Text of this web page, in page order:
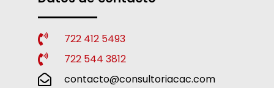
722 412 5493
722 544 3812
contacto@consultoriacac.com